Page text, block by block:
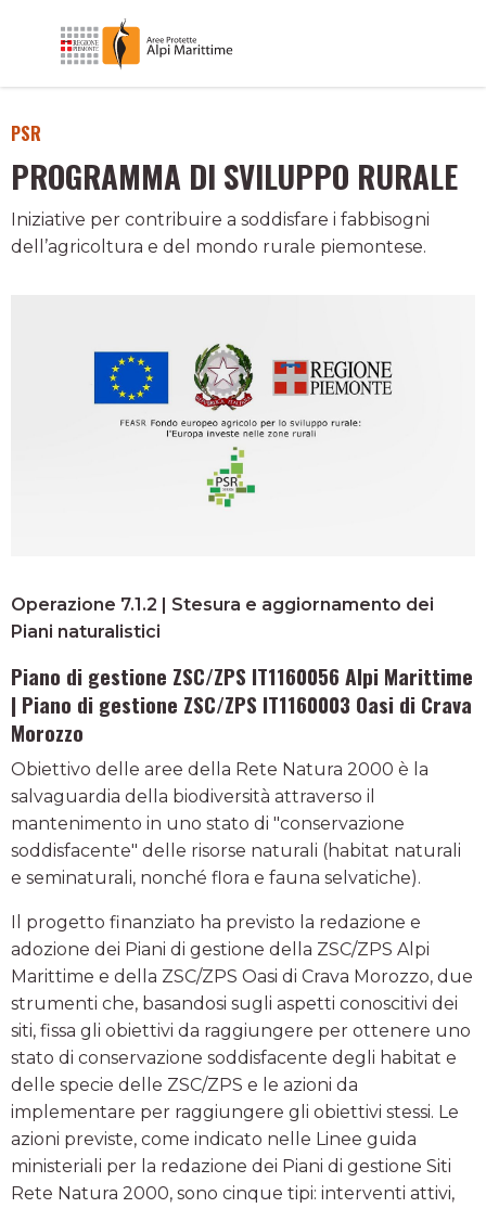
PSR
PROGRAMMA DI SVILUPPO RURALE
Iniziative per contribuire a soddisfare i fabbisogni
dell’agricoltura e del mondo rurale piemontese.
Operazione 7.1.2 | Stesura e aggiornamento dei
Piani naturalistici
Piano di gestione ZSC/ZPS IT1160056 Alpi Marittime
| Piano di gestione ZSC/ZPS IT1160003 Oasi di Crava
Morozzo
Obiettivo delle aree della Rete Natura 2000 è la
salvaguardia della biodiversità attraverso il
mantenimento in uno stato di "conservazione
soddisfacente" delle risorse naturali (habitat naturali
e seminaturali, nonché flora e fauna selvatiche).
Il progetto finanziato ha previsto la redazione e
adozione dei Piani di gestione della ZSC/ZPS Alpi
Marittime e della ZSC/ZPS Oasi di Crava Morozzo, due
strumenti che, basandosi sugli aspetti conoscitivi dei
siti, fissa gli obiettivi da raggiungere per ottenere uno
stato di conservazione soddisfacente degli habitat e
delle specie delle ZSC/ZPS e le azioni da
implementare per raggiungere gli obiettivi stessi. Le
azioni previste, come indicato nelle Linee guida
ministeriali per la redazione dei Piani di gestione Siti
Rete Natura 2000, sono cinque tipi: interventi attivi,